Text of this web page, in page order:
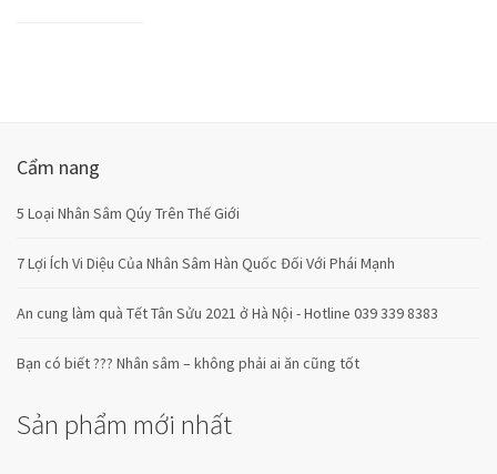
Cẩm nang
5 Loại Nhân Sâm Qúy Trên Thế Giới
7 Lợi Ích Vi Diệu Của Nhân Sâm Hàn Quốc Đối Với Phái Mạnh
An cung làm quà Tết Tân Sửu 2021 ở Hà Nội - Hotline 039 339 8383
Bạn có biết ??? Nhân sâm – không phải ai ăn cũng tốt
Sản phẩm mới nhất